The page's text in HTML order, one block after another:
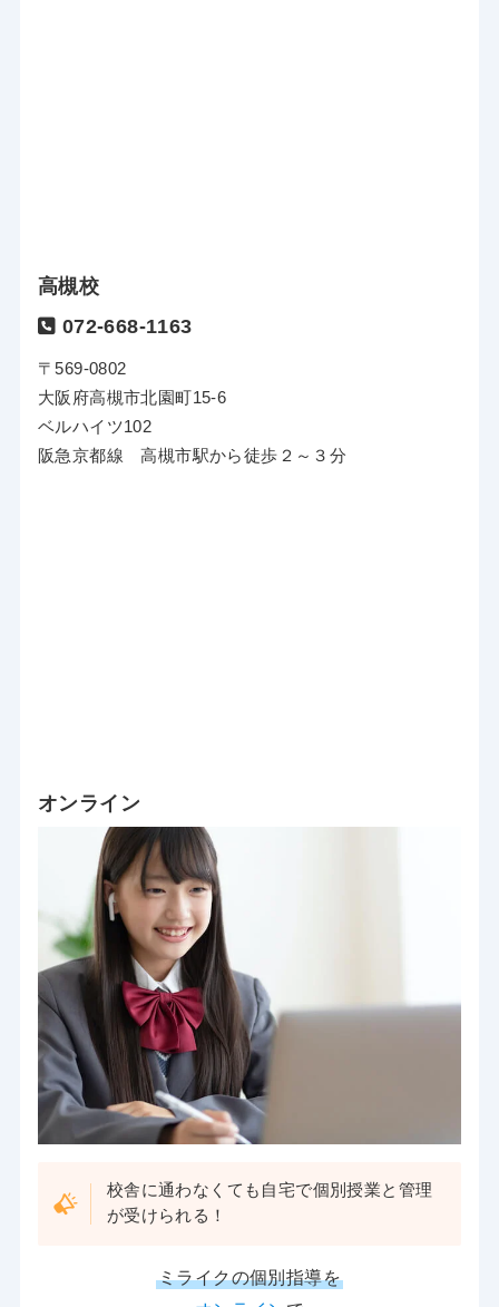
高槻校
072-668-1163
〒569-0802
大阪府高槻市北園町15-6
ベルハイツ102
阪急京都線 高槻市駅から徒歩２～３分
オンライン
校舎に通わなくても自宅で個別授業と管理
が受けられる！
ミライクの個別指導を